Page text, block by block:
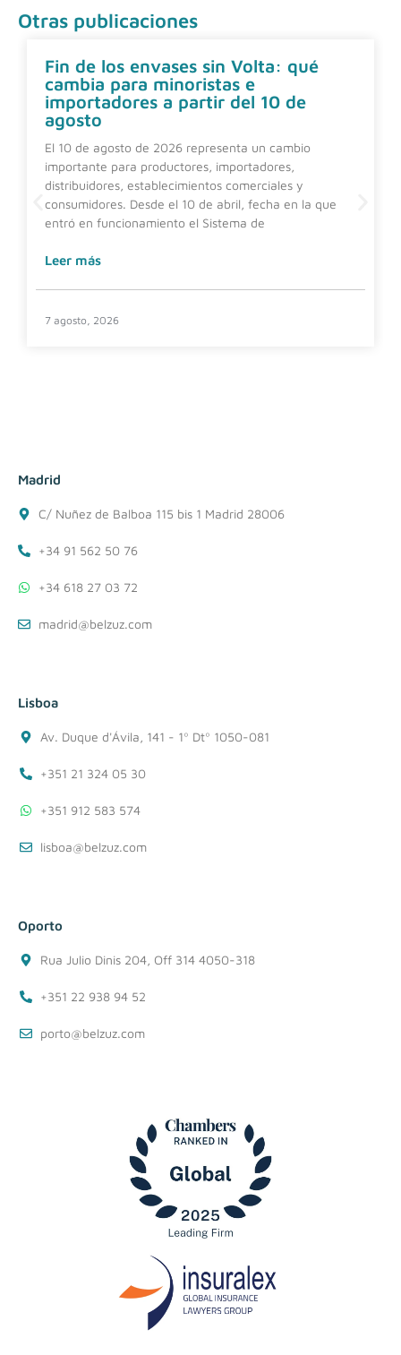
Otras publicaciones
Fin de los envases sin Volta: qué
cambia para minoristas e
importadores a partir del 10 de
agosto
El 10 de agosto de 2026 representa un cambio
importante para productores, importadores,
distribuidores, establecimientos comerciales y
consumidores. Desde el 10 de abril, fecha en la que
entró en funcionamiento el Sistema de
Leer más
7 agosto, 2026
Madrid
C/ Nuñez de Balboa 115 bis 1 Madrid 28006
+34 91 562 50 76
+34 618 27 03 72
madrid@belzuz.com
Lisboa
Av. Duque d'Ávila, 141 - 1º Dtº 1050-081
+351 21 324 05 30
+351 912 583 574
lisboa@belzuz.com
Oporto
Rua Julio Dinis 204, Off 314 4050-318
+351 22 938 94 52
porto@belzuz.com